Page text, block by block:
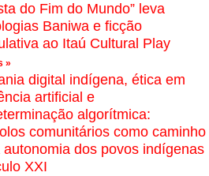
do Fim do Mundo” leva
Baniwa e ficção
ao Itaú Cultural Play
»
digital indígena, ética em
artificial e
algorítmica:
comunitários como caminho
autonomia dos povos indígenas
XXI